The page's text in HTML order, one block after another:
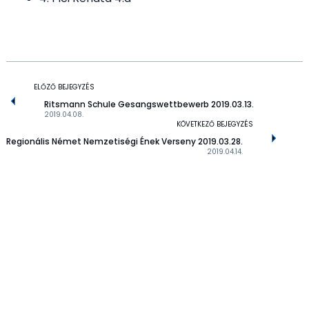
ELŐZŐ BEJEGYZÉS
2019.04.08.
Ritsmann Schule Gesangswettbewerb 2019.03.13.
KÖVETKEZŐ BEJEGYZÉS
2019.04.14.
Regionális Német Nemzetiségi Ének Verseny 2019.03.28.